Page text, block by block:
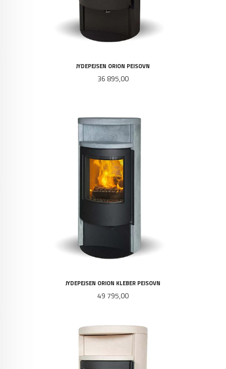
JYDEPEJSEN ORION PEISOVN
Pris
36 895,00
JYDEPEJSEN ORION KLEBER PEISOVN
Pris
49 795,00